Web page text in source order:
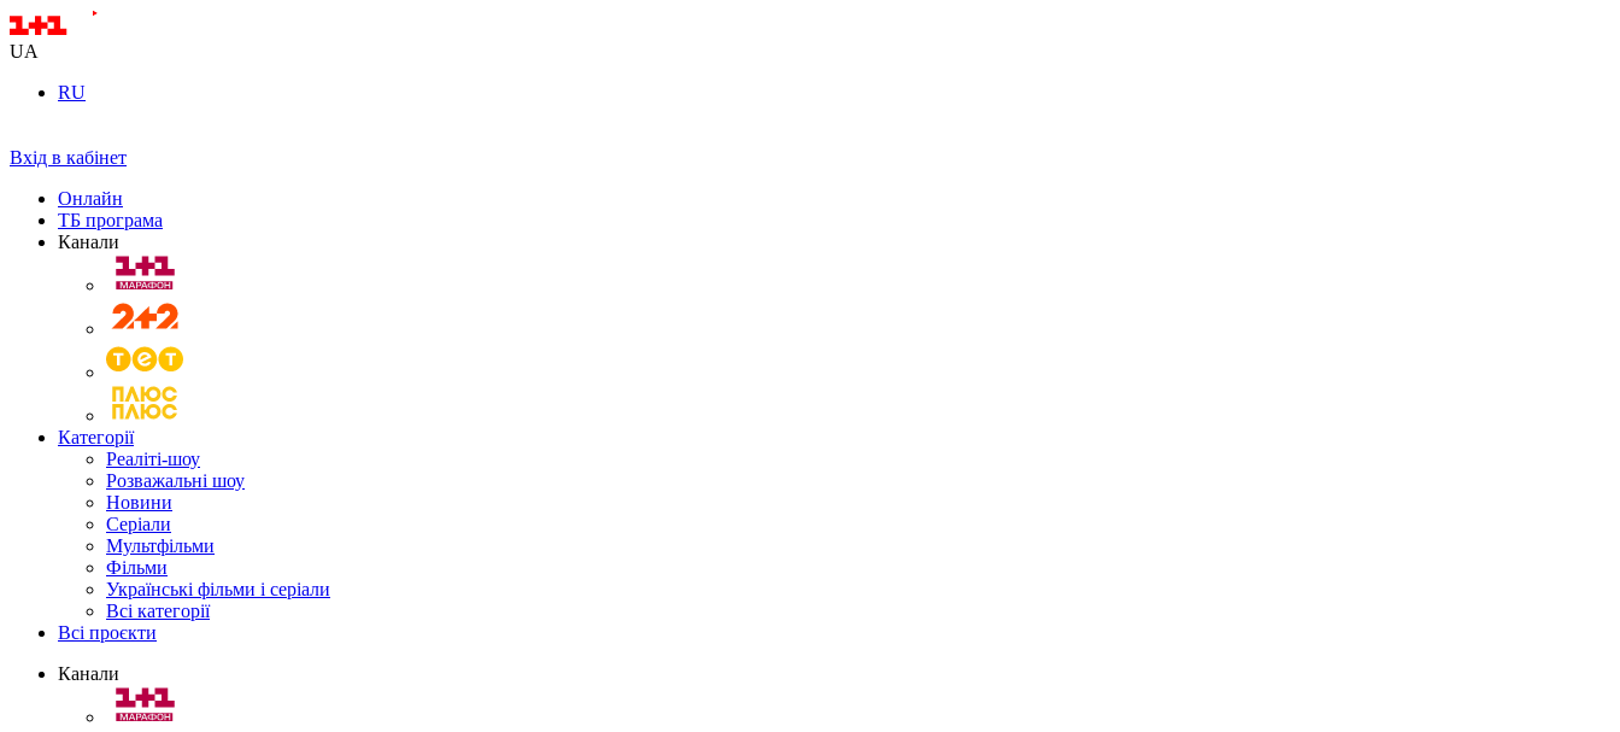
UA
RU
Вхід в кабінет
Онлайн
ТБ програма
Канали
Категорії
Реаліті-шоу
Розважальні шоу
Новини
Серіали
Мультфільми
Фільми
Українські фільми і серіали
Всі категорії
Всі проєкти
Канали